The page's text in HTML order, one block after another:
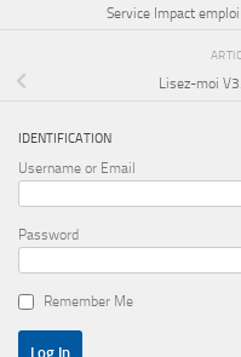
Service Impact
Lisez-moi
IDENTIFICATION
Username or Email
Password
Remember Me